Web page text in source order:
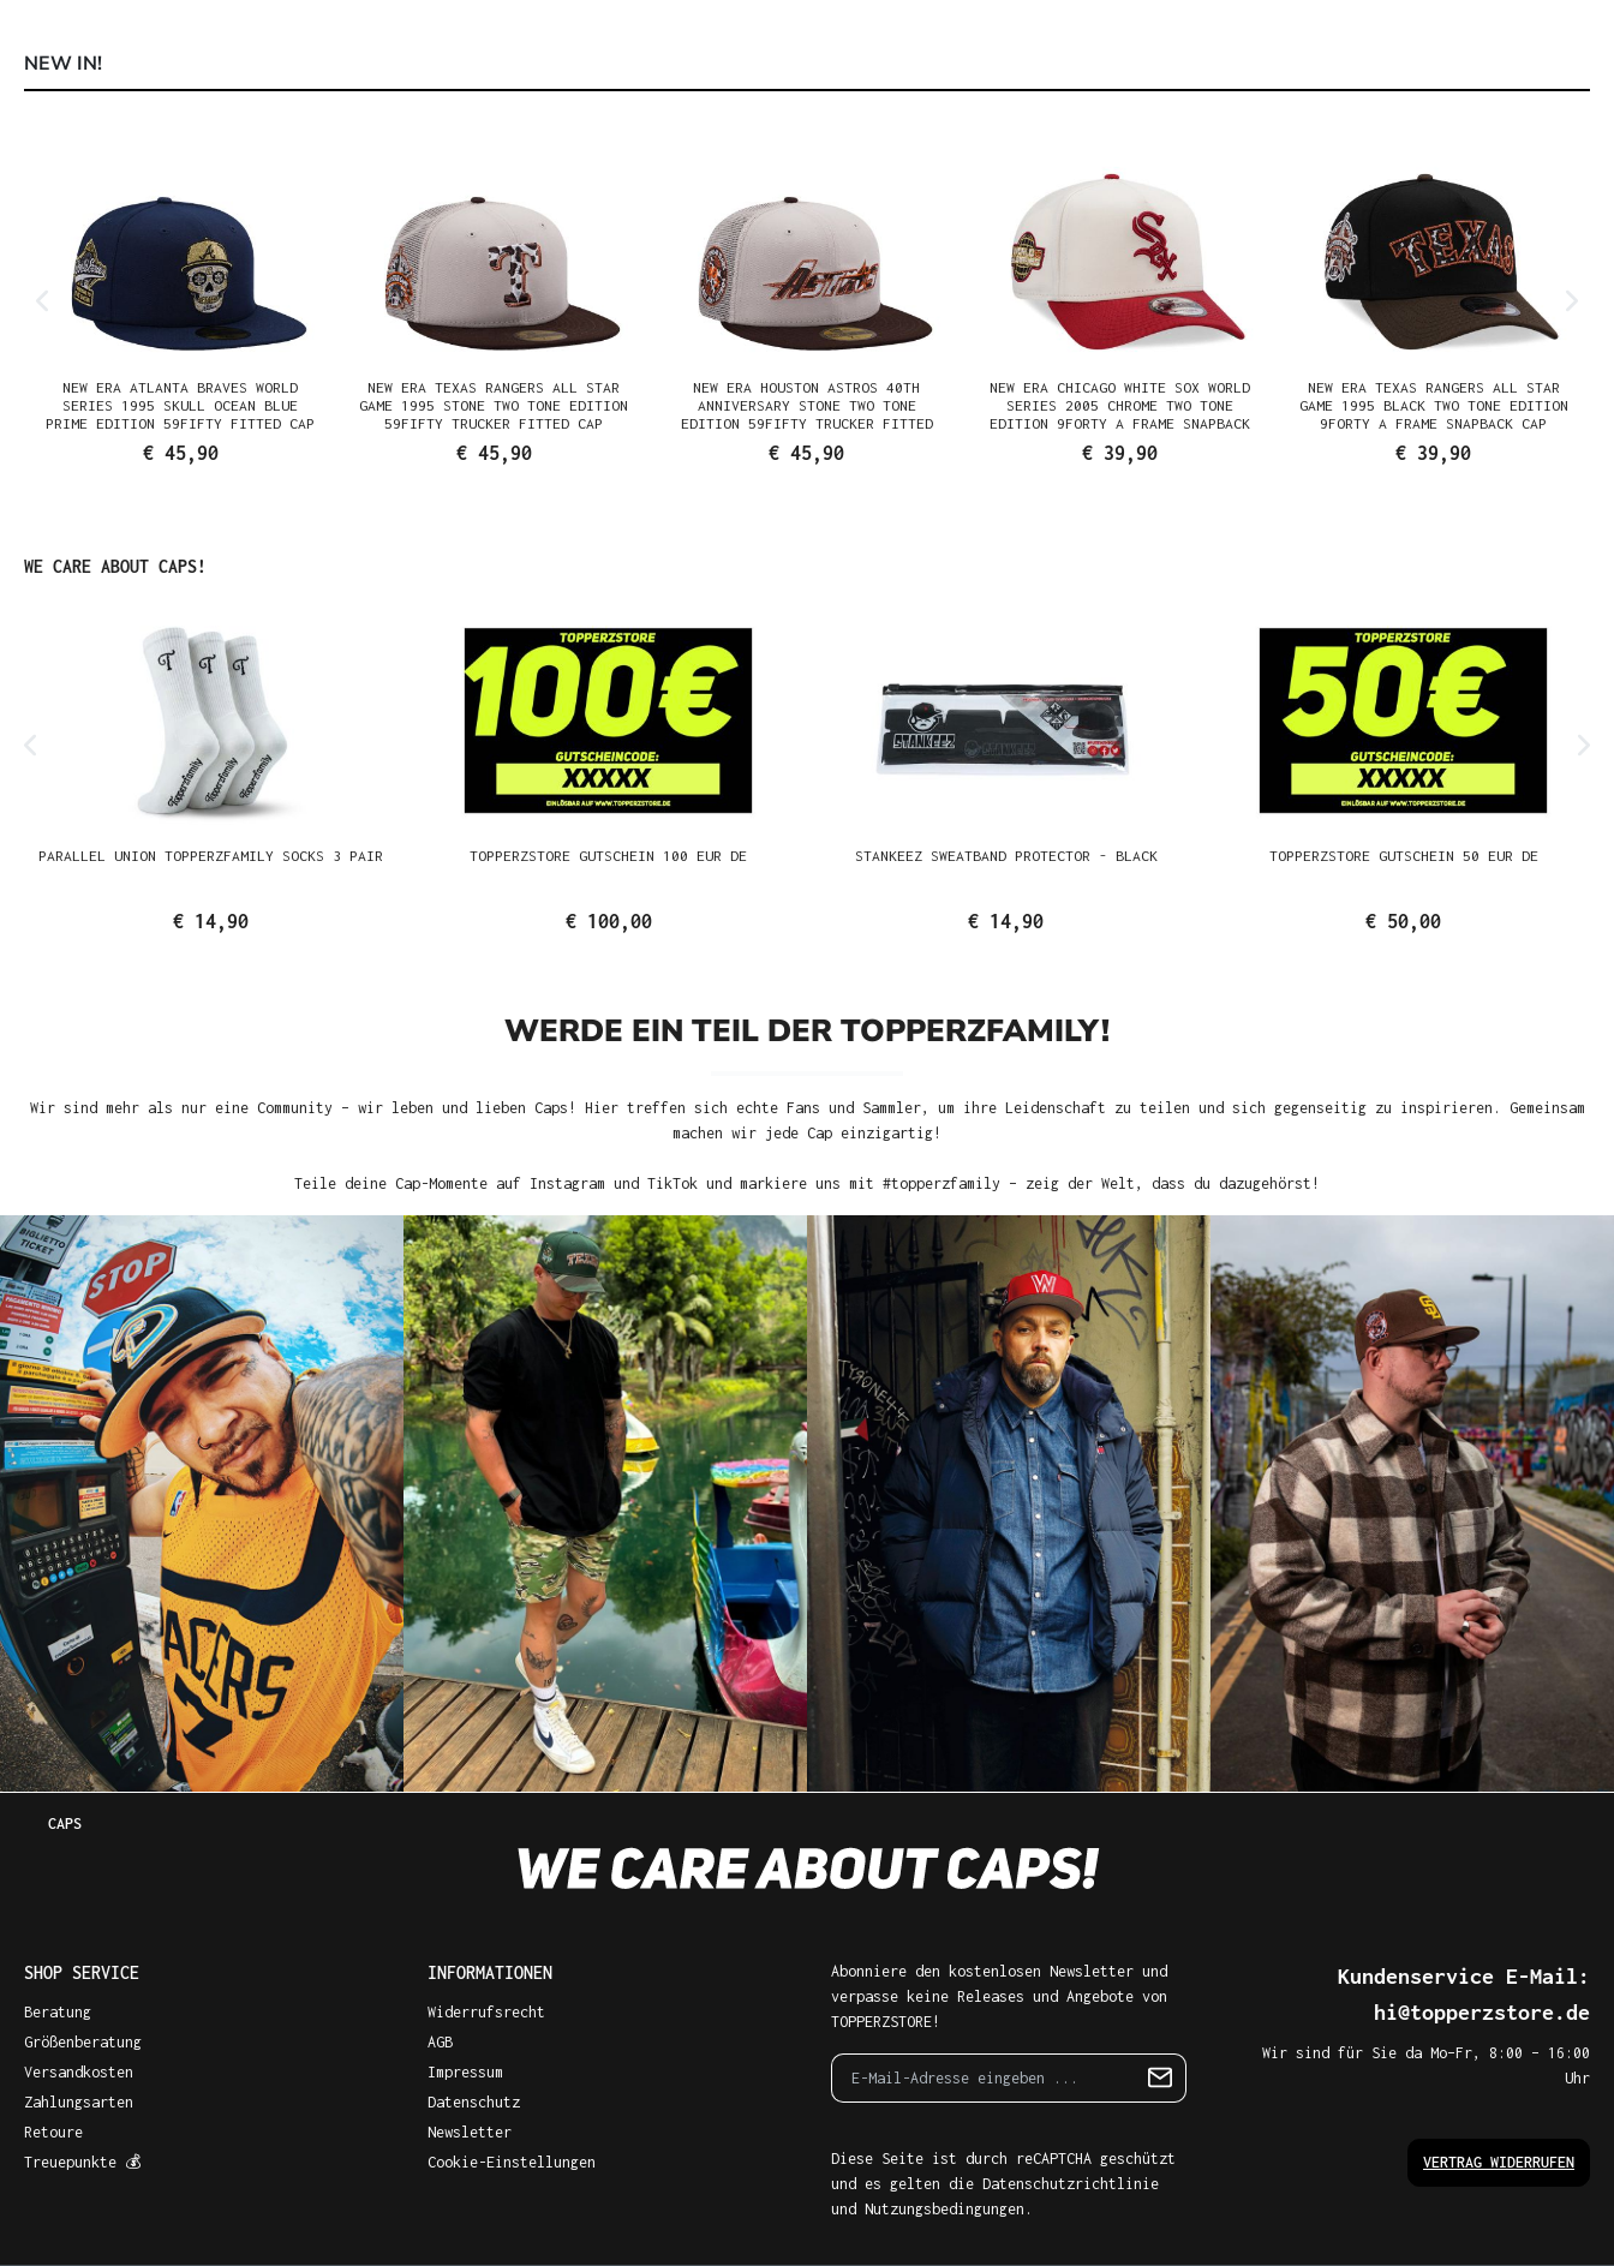
NEW IN!
NEW ERA ATLANTA BRAVES WORLD
SERIES 1995 SKULL OCEAN BLUE
PRIME EDITION 59FIFTY FITTED CAP
€ 45,90
NEW ERA TEXAS RANGERS ALL STAR
GAME 1995 STONE TWO TONE EDITION
59FIFTY TRUCKER FITTED CAP
€ 45,90
NEW ERA HOUSTON ASTROS 40TH
ANNIVERSARY STONE TWO TONE
EDITION 59FIFTY TRUCKER FITTED
CAP
€ 45,90
NEW ERA CHICAGO WHITE SOX WORLD
SERIES 2005 CHROME TWO TONE
EDITION 9FORTY A FRAME SNAPBACK
CAP
€ 39,90
NEW ERA TEXAS RANGERS ALL STAR
GAME 1995 BLACK TWO TONE EDITION
9FORTY A FRAME SNAPBACK CAP
€ 39,90
Produktgalerie überspringen
WE CARE ABOUT CAPS!
PARALLEL UNION TOPPERZFAMILY SOCKS 3 PAIR
€ 14,90
TOPPERZSTORE GUTSCHEIN 100 EUR DE
€ 100,00
STANKEEZ SWEATBAND PROTECTOR - BLACK
€ 14,90
TOPPERZSTORE GUTSCHEIN 50 EUR DE
€ 50,00
WERDE EIN TEIL DER TOPPERZFAMILY!
Wir sind mehr als nur eine Community – wir leben und lieben Caps! Hier treffen sich echte Fans und Sammler, um ihre Leidenschaft zu teilen und sich gegenseitig zu inspirieren. Gemeinsam
machen wir jede Cap einzigartig!
Teile deine Cap-Momente auf Instagram und TikTok und markiere uns mit #topperzfamily – zeig der Welt, dass du dazugehörst!
CAPS
SHOP SERVICE
Beratung
Größenberatung
Versandkosten
Zahlungsarten
Retoure
Treuepunkte 💰
INFORMATIONEN
Widerrufsrecht
AGB
Impressum
Datenschutz
Newsletter
Cookie-Einstellungen
Abonniere den kostenlosen Newsletter und
verpasse keine Releases und Angebote von
TOPPERZSTORE!
Diese Seite ist durch reCAPTCHA geschützt
und es gelten die Datenschutzrichtlinie
und Nutzungsbedingungen .
Kundenservice E-Mail:
hi@topperzstore.de
Wir sind für Sie da Mo–Fr, 8:00 – 16:00
Uhr
VERTRAG WIDERRUFEN